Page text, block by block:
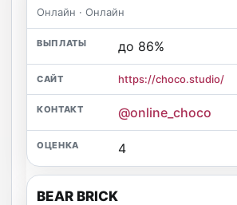
Онлайн · Онлайн
до 86%
https://choco.studio/
@online_choco
4
BEAR BRICK